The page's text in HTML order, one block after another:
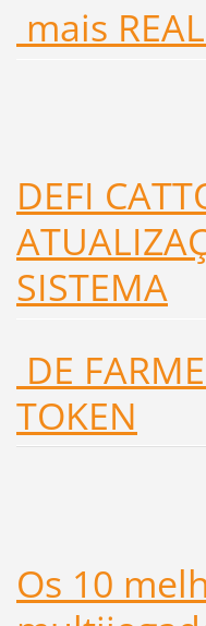
mais
DEFI
SISTEMA
DE
TOKEN
Os 10